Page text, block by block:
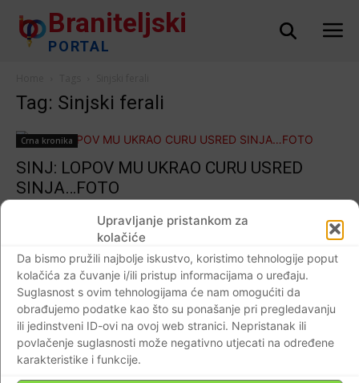
Upravljanje pristankom za
kolačiće
Da bismo pružili najbolje iskustvo, koristimo tehnologije poput
kolačića za čuvanje i/ili pristup informacijama o uređaju.
Suglasnost s ovim tehnologijama će nam omogućiti da
obrađujemo podatke kao što su ponašanje pri pregledavanju
ili jedinstveni ID-ovi na ovoj web stranici. Nepristanak ili
povlačenje suglasnosti može negativno utjecati na određene
karakteristike i funkcije.
Braniteljski
PORTAL
Tag: Sinjski ferali
Crna kronika
SINJ: LOPOV MU UKRAO CURU USRED
SINJA…FOTO
Impressum Kontaktirajte nas Pravila o privatnosti
© Newspaper WordPress Theme by TagDiv